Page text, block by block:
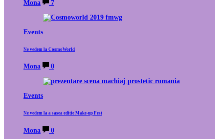
Mona 7
Events
Ne vedem la CosmoWorld
Mona 0
Events
Ne vedem la a sasea editie Make-up Fest
Mona 0